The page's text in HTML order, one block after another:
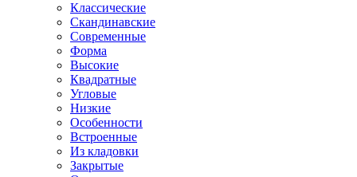
Классические
Скандинавские
Современные
Форма
Высокие
Квадратные
Угловые
Низкие
Особенности
Встроенные
Из кладовки
Закрытые